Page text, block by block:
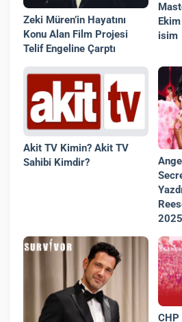
Zeki Müren’in Hayatını
Konu Alan Film Projesi
Telif Engeline Çarptı
isim
Akit TV Kimin? Akit TV
Sahibi Kimdir?